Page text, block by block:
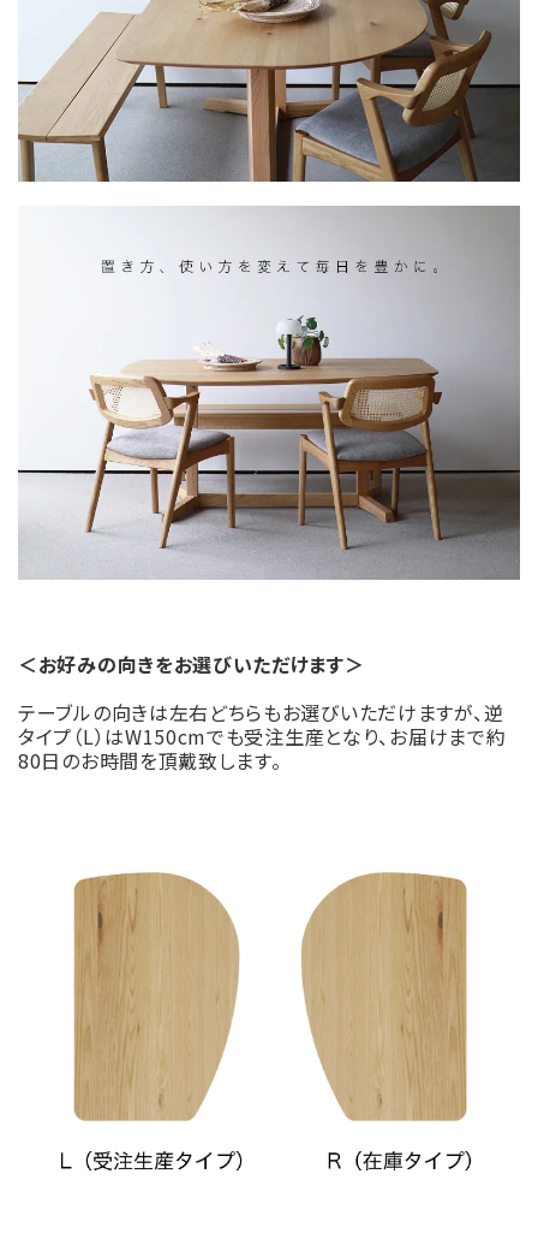
＜お好みの向きをお選びいただけます＞
テーブルの向きは左右どちらもお選びいただけますが、逆
タイプ（L）はW150cmでも受注生産となり、お届けまで約
80日のお時間を頂戴致します。